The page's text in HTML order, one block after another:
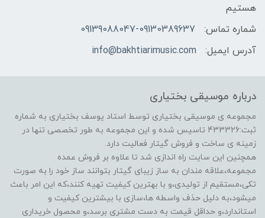
هستیم
شماره تماس:
09139088047-09130389637
آدرس ایمیل:
info@bakhtiarimusic.com
درباره موسیقی بختیاری
مجموعه ی موسیقی بختیاری توسط استاد یوسف بختیاری به شماره
ثبت:433326 تاسیس شده و این مجموعه به طور تخصصی تنها در
زمینه ی ساخت و فروش گیتار فعالیت دارد.
همچنین این سایت راه اندازی شد تا علاوه بر فروش عمده
مجموعه،علاقه مندان به ساز زیبای گیتار بتوانند ساز خود را به صورت
تکی،مستقیم از تولیدی،و با بهترین کیفیت تهیه کنند،که این امر باعث
میشود،به دلیل حذف واسطه ها،سازی با بیشترین کیفیت و
استاندارد،و حداقل قیمت به دست مشتری برسد،و محصول خریداری